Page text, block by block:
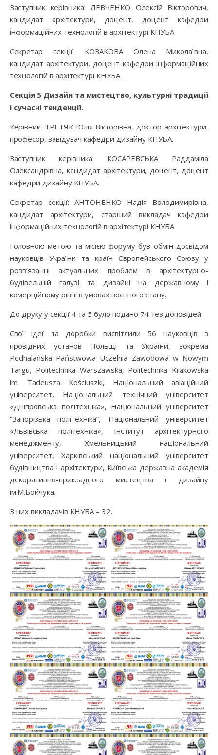
Заступник керівника: ЛЕВЧЕНКО Олексій Вікторович,
кандидат архітектури, доцент, доцент кафедри
інформаційних технологій в архітектурі КНУБА.
Секретар секції: КОЗАКОВА Олена Миколаївна,
кандидат архітектури, доцент кафедри інформаційних
технологій в архітектурі КНУБА.
Секція 5 Дизайн та мистецтво, культурні традиції
і сучасні тенденції.
Керівник: ТРЕТЯК Юлія Вікторівна, доктор архітектури,
професор, завідувач кафедри дизайну КНУБА.
Заступник керівника: КОСАРЕВСЬКА Раддаміла
Олександрівна, кандидат архітектури, доцент, доцент
кафедри дизайну КНУБА.
Секретар секції: АНТОНЕНКО Надія Володимирівна,
кандидат архітектури, старший викладач кафедри
інформаційних технологій в архітектурі КНУБА.
Головною метою та місією форуму був обмін досвідом
науковців України та країн Європейського Союзу у
розв’язанні актуальних проблем в архітектурно-
будівельній галузі та дизайні на державному і
комерційному рівні в умовах воєнного стану.
До друку у секції 4 та 5 було подано 74 тез доповідей.
Свої ідеї та доробки висвітлили 56 науковців з
провідних установ Польщі та України, зокрема
Podhalańska Państwowa Uczelnia Zawodowa w Nowym
Targu, Politechnika Warszawska, Politechnika Krakowska
im. Tadeusza Kościuszki, Національний авіаційний
університет, Національний технічний університет
«Дніпровська політехніка», Національний університет
“Запорізька політехніка”, Національний університет
«Львівська політехніка», Інститут архітектурного
менеджменту, Хмельницький національний
університет, Харківський національний університет
будівництва і архітектури, Київська державна академія
декоративно-прикладного мистецтва і дизайну
ім.М.Бойчука.
З них викладачів КНУБА – 32,